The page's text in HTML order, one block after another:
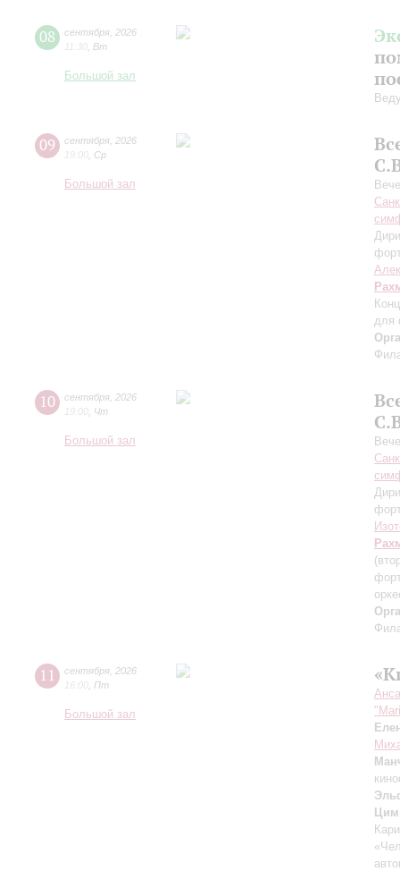
08 сентября 2026
11:30 Вт
Большой зал
09 сентября 2026
19:00 Ср
Большой зал
для
10 сентября 2026
19:00 Чт
Большой зал
11 сентября 2026
16:00 Пт
Большой зал